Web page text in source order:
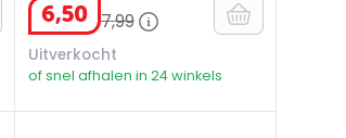
6,50 7,99
Uitverkocht
of snel afhalen in 24 winkels